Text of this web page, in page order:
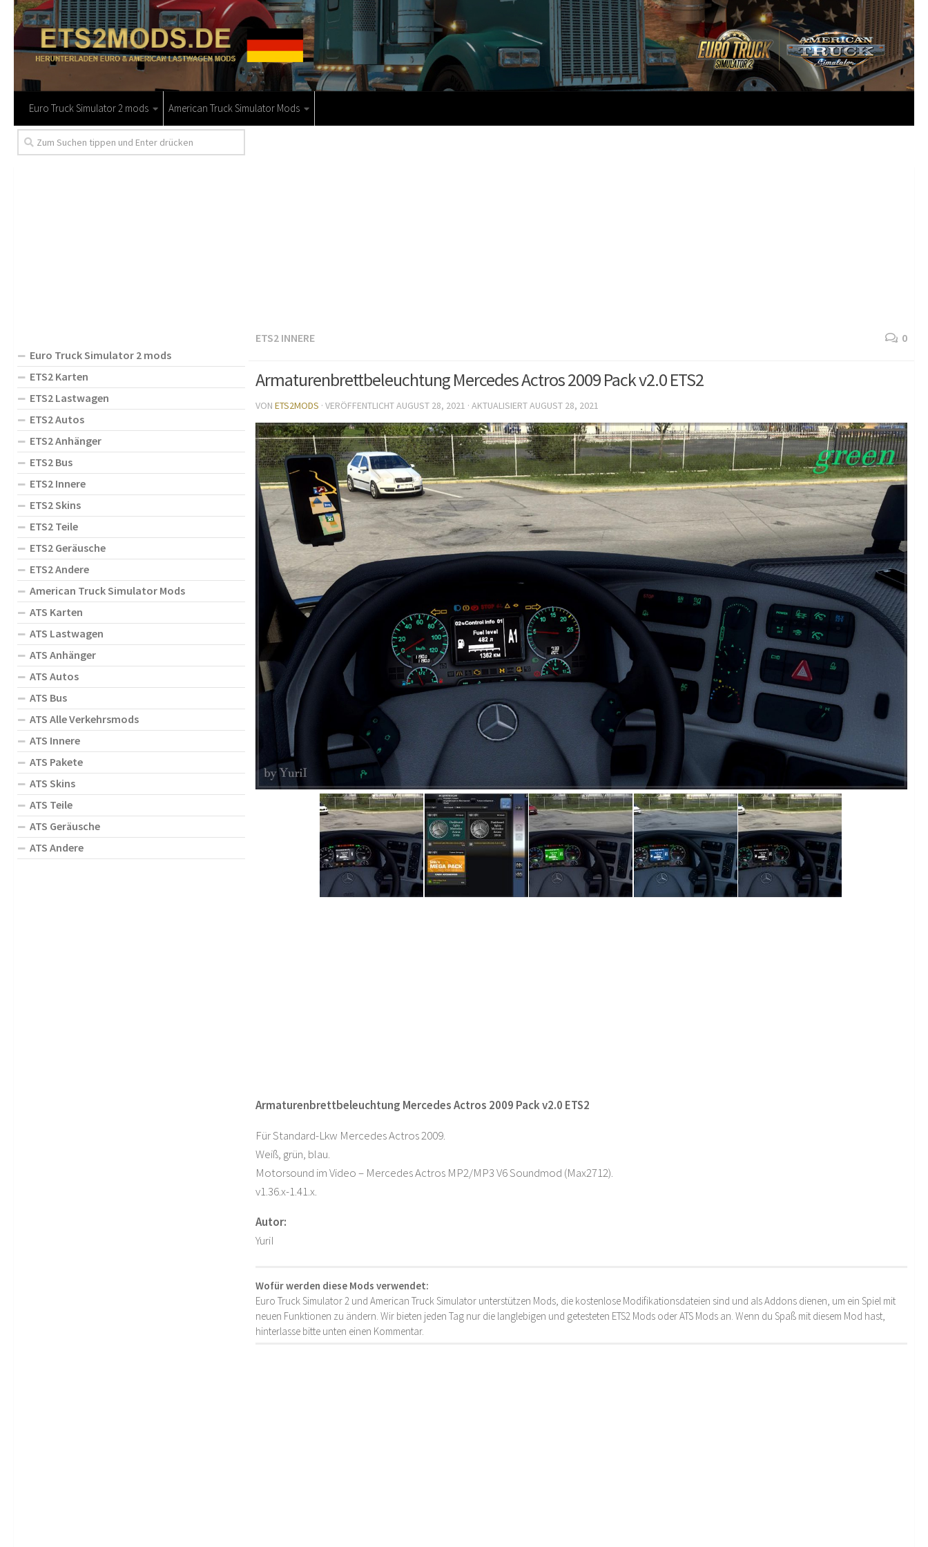
Euro Truck Simulator 2 mods American Truck Simulator Mods
ETS2 INNERE 0
Armaturenbrettbeleuchtung Mercedes Actros 2009 Pack v2.0 ETS2
VON ETS2MODS · VERÖFFENTLICHTAUGUST 28, 2021 · AKTUALISIERTAUGUST 28, 2021
Armaturenbrettbeleuchtung Mercedes Actros 2009 Pack v2.0 ETS2
Für Standard-Lkw Mercedes Actros 2009.
Weiß, grün, blau.
Motorsound im Video – Mercedes Actros MP2/MP3 V6 Soundmod (Max2712).
v1.36.x-1.41.x.
Autor:
YuriI
Wofür werden diese Mods verwendet:
Euro Truck Simulator 2 und American Truck Simulator unterstützen Mods, die kostenlose Modifikationsdateien sind und als Addons dienen, um ein Spiel mit
neuen Funktionen zu ändern. Wir bieten jeden Tag nur die langlebigen und getesteten ETS2 Mods oder ATS Mods an. Wenn du Spaß mit diesem Mod hast,
hinterlasse bitte unten einen Kommentar.
Euro Truck Simulator 2 mods
ETS2 Karten
ETS2 Lastwagen
ETS2 Autos
ETS2 Anhänger
ETS2 Bus
ETS2 Innere
ETS2 Skins
ETS2 Teile
ETS2 Geräusche
ETS2 Andere
American Truck Simulator Mods
ATS Karten
ATS Lastwagen
ATS Anhänger
ATS Autos
ATS Bus
ATS Alle Verkehrsmods
ATS Innere
ATS Pakete
ATS Skins
ATS Teile
ATS Geräusche
ATS Andere